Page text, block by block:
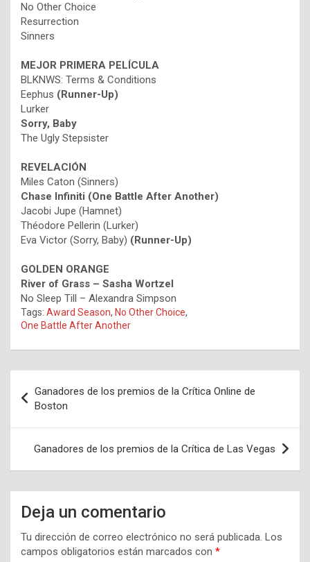
No Other Choice
Resurrection
Sinners
MEJOR PRIMERA PELÍCULA
BLKNWS: Terms & Conditions
Eephus (Runner-Up)
Lurker
Sorry, Baby
The Ugly Stepsister
REVELACIÓN
Miles Caton (Sinners)
Chase Infiniti (One Battle After Another)
Jacobi Jupe (Hamnet)
Théodore Pellerin (Lurker)
Eva Victor (Sorry, Baby) (Runner-Up)
GOLDEN ORANGE
River of Grass – Sasha Wortzel
No Sleep Till – Alexandra Simpson
Tags: Award Season, No Other Choice,
One Battle After Another
de
entradas
Ganadores de los premios de la Crítica Online de
Boston
Ganadores de los premios de la Crítica de Las Vegas
Deja un comentario
Tu dirección de correo electrónico no será publicada. Los
campos obligatorios están marcados con *